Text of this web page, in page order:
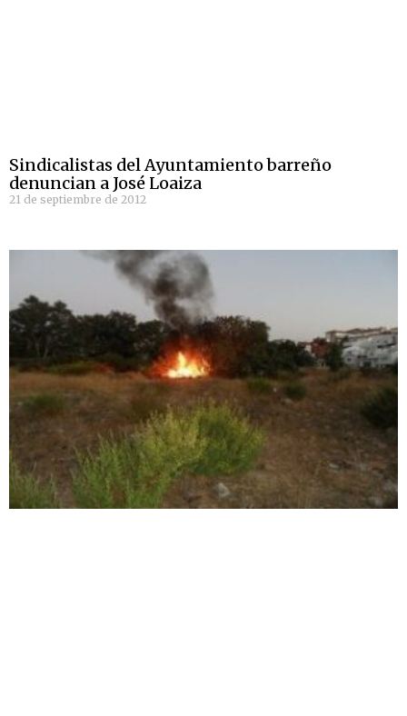
Sindicalistas del Ayuntamiento barreño
denuncian a José Loaiza
21 de septiembre de 2012